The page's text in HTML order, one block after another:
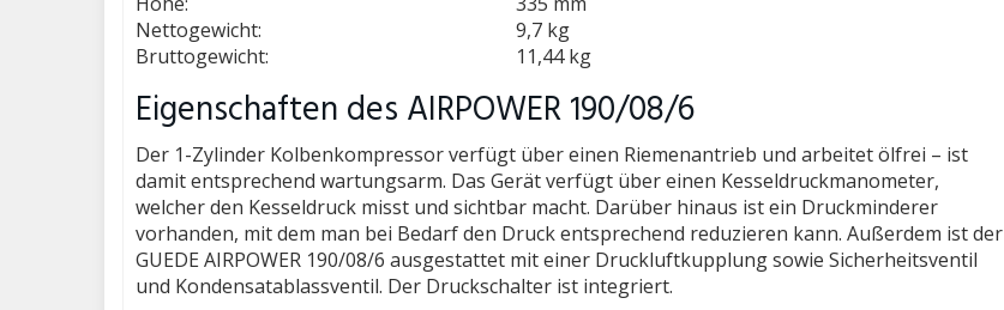
Nettogewicht:
9,7 kg
Bruttogewicht:
11,44 kg
Eigenschaften des AIRPOWER 190/08/6
Der 1-Zylinder Kolbenkompressor verfügt über einen Riemenantrieb und arbeitet ölfrei – ist
damit entsprechend wartungsarm. Das Gerät verfügt über einen Kesseldruckmanometer,
welcher den Kesseldruck misst und sichtbar macht. Darüber hinaus ist ein Druckminderer
vorhanden, mit dem man bei Bedarf den Druck entsprechend reduzieren kann. Außerdem ist der
GUEDE AIRPOWER 190/08/6 ausgestattet mit einer Druckluftkupplung sowie Sicherheitsventil
und Kondensatablassventil. Der Druckschalter ist integriert.